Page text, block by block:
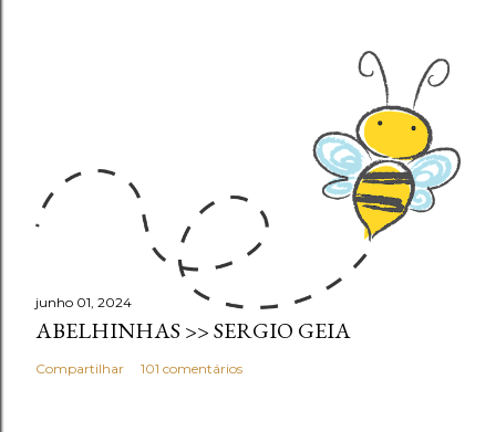
junho 01, 2024
ABELHINHAS >> SERGIO GEIA
Compartilhar 101 comentários